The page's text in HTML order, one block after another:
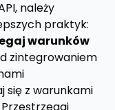
należy
praktyk:
warunków
zintegrowaniem
się z warunkami